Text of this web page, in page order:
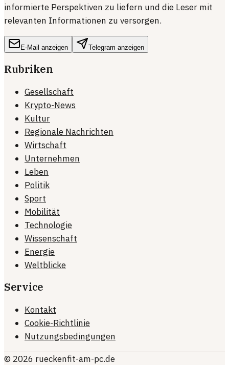
informierte Perspektiven zu liefern und die Leser mit
relevanten Informationen zu versorgen.
E-Mail anzeigen Telegram anzeigen
Rubriken
Gesellschaft
Krypto-News
Kultur
Regionale Nachrichten
Wirtschaft
Unternehmen
Leben
Politik
Sport
Mobilität
Technologie
Wissenschaft
Energie
Weltblicke
Service
Kontakt
Cookie-Richtlinie
Nutzungsbedingungen
© 2026 rueckenfit-am-pc.de